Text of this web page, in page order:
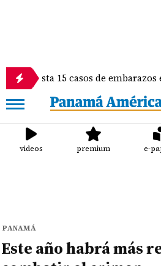
hasta 15 casos de embarazos en
videos premium e-
PANAMÁ
Este año habrá más